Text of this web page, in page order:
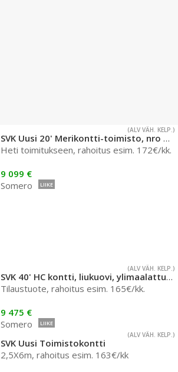
(ALV VÄH. KELP.)
SVK Uusi 20' Merikontti-toimisto, nro 2405
Heti toimitukseen, rahoitus esim. 172€/kk.
9 099 €
Somero
LIIKE
(ALV VÄH. KELP.)
SVK 40' HC kontti, liukuovi, ylimaalattu , 986
Tilaustuote, rahoitus esim. 165€/kk.
9 475 €
Somero
LIIKE
(ALV VÄH. KELP.)
SVK Uusi Toimistokontti
2,5X6m, rahoitus esim. 163€/kk